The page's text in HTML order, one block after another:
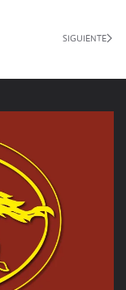
SIGUIENTE